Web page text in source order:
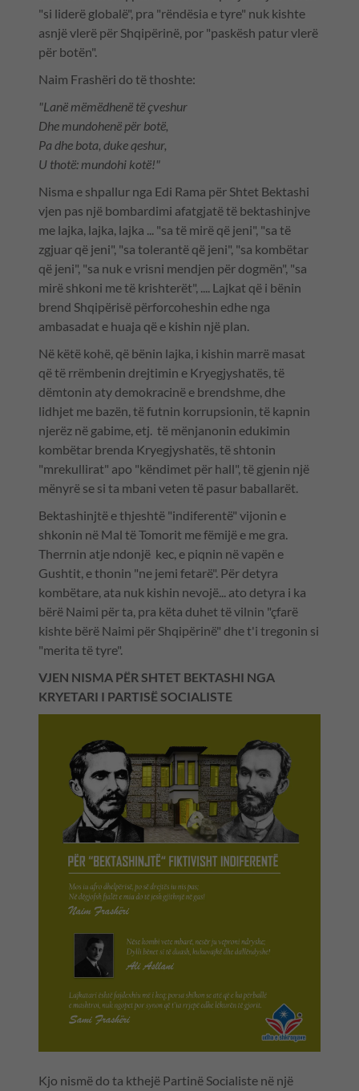
"si liderë globalë", pra "rëndësia e tyre" nuk kishte
asnjë vlerë për Shqipërinë, por "paskësh patur vlerë
për botën".
Naim Frashëri do të thoshte:
"Lanë mëmëdhenë të çveshur
Dhe mundohenë për botë,
Pa dhe bota, duke qeshur,
U thotë: mundohi kotë!"
Nisma e shpallur nga Edi Rama për Shtet Bektashi
vjen pas një bombardimi afatgjatë të bektashinjve
me lajka, lajka, lajka ... "sa të mirë që jeni", "sa të
zgjuar që jeni", "sa tolerantë që jeni", "sa kombëtar
që jeni", "sa nuk e vrisni mendjen për dogmën", "sa
mirë shkoni me të krishterët", .... Lajkat që i bënin
brend Shqipërisë përforcoheshin edhe nga
ambasadat e huaja që e kishin një plan.
Në këtë kohë, që bënin lajka, i kishin marrë masat
që të rrëmbenin drejtimin e Kryegjyshatës, të
dëmtonin aty demokracinë e brendshme, dhe
lidhjet me bazën, të futnin korrupsionin, të kapnin
njerëz në gabime, etj. të mënjanonin edukimin
kombëtar brenda Kryegjyshatës, të shtonin
"mrekullirat" apo "këndimet për hall", të gjenin një
mënyrë se si ta mbani veten të pasur baballarët.
Bektashinjtë e thjeshtë "indiferentë" vijonin e
shkonin në Mal të Tomorit me fëmijë e me gra.
Therrnin atje ndonjë kec, e piqnin në vapën e
Gushtit, e thonin "ne jemi fetarë". Për detyra
kombëtare, ata nuk kishin nevojë... ato detyra i ka
bërë Naimi për ta, pra këta duhet të vilnin "çfarë
kishte bërë Naimi për Shqipërinë" dhe t'i tregonin si
"merita të tyre".
VJEN NISMA PËR SHTET BEKTASHI NGA
KRYETARI I PARTISË SOCIALISTE
Kjo nismë do ta kthejë Partinë Socialiste në një